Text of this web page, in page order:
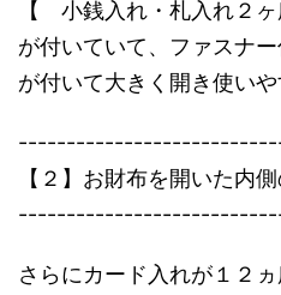
【 小銭入れ・札入れ２
が付いていて、ファスナ
が付いて大きく開き使いや
【２】お財布を開いた内
さらにカード入れが１２